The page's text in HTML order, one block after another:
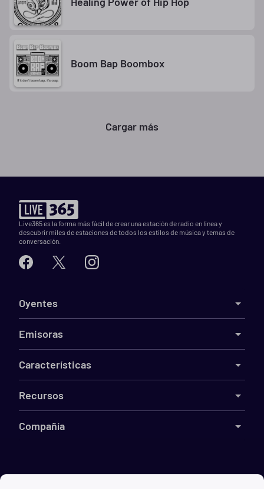
Boom Bap Boombox
Cargar más
Live365 es la forma más fácil de crear una estación de radio en línea y
descubrir miles de estaciones de todos los estilos de música y temas de
conversación.
Oyentes
Emisoras
Características
Recursos
Compañía